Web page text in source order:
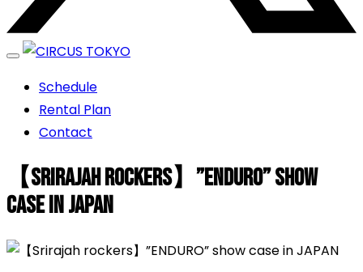
CIRCUS TOKYO
エンターテイメントスペース
Schedule
Rental Plan
Contact
【Srirajah rockers】”ENDURO” show
case in JAPAN